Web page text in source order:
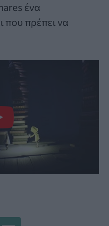
ένα
που πρέπει να